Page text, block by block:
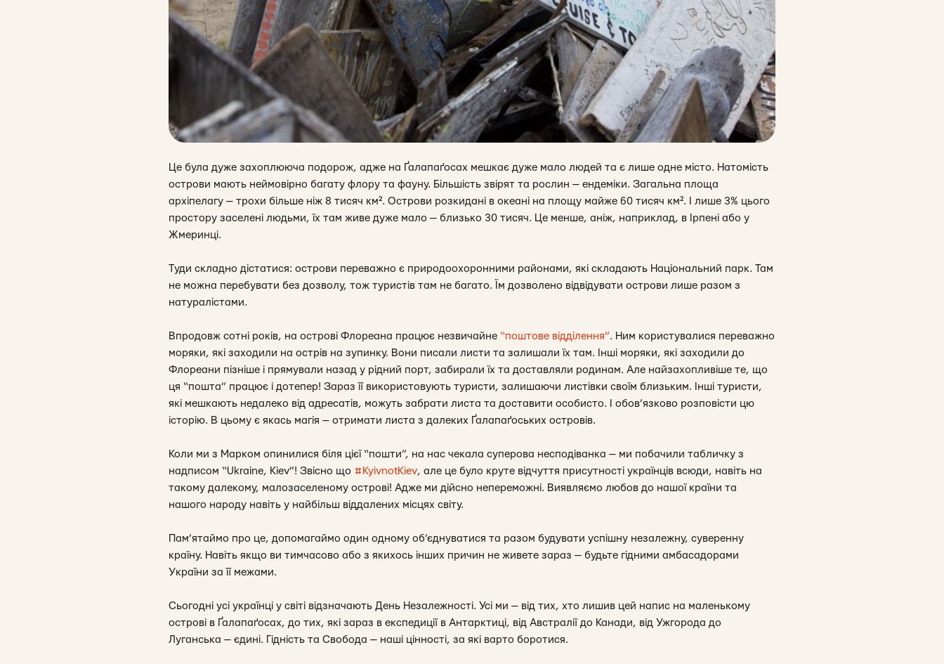
Це була дуже захоплююча подорож, адже на Ґалапаґосах мешкає дуже мало людей та є лише одне місто. Натомість
острови мають неймовірно багату флору та фауну. Більшість звірят та рослин — ендеміки. Загальна площа
архіпелагу — трохи більше ніж 8 тисяч км². Острови розкидані в океані на площу майже 60 тисяч км². І лише 3% цього
простору заселені людьми, їх там живе дуже мало — близько 30 тисяч. Це менше, аніж, наприклад, в Ірпені або у
Жмеринці.
Туди складно дістатися: острови переважно є природоохоронними районами, які складають Національний парк. Там
не можна перебувати без дозволу, тож туристів там не багато. Їм дозволено відвідувати острови лише разом з
натуралістами.
Впродовж сотні років, на острові Флореана працює незвичайне “поштове відділення”. Ним користувалися переважно
моряки, які заходили на острів на зупинку. Вони писали листи та залишали їх там. Інші моряки, які заходили до
Флореани пізніше і прямували назад у рідний порт, забирали їх та доставляли родинам. Але найзахопливіше те, що
ця “пошта” працює і дотепер! Зараз її використовують туристи, залишаючи листівки своїм близьким. Інші туристи,
які мешкають недалеко від адресатів, можуть забрати листа та доставити особисто. І обов’язково розповісти цю
історію. В цьому є якась магія — отримати листа з далеких Ґалапаґоських островів.
Коли ми з Марком опинилися біля цієї “пошти”, на нас чекала суперова несподіванка — ми побачили табличку з
надписом “Ukraine, Kiev”! Звісно що #KyivnotKiev, але це було круте відчуття присутності українців всюди, навіть на
такому далекому, малозаселеному острові! Адже ми дійсно непереможні. Виявляємо любов до нашої країни та
нашого народу навіть у найбільш віддалених місцях світу.
Пам’ятаймо про це, допомагаймо один одному об’єднуватися та разом будувати успішну незалежну, суверенну
країну. Навіть якщо ви тимчасово або з якихось інших причин не живете зараз — будьте гідними амбасадорами
України за її межами.
Сьогодні усі українці у світі відзначають День Незалежності. Усі ми — від тих, хто лишив цей напис на маленькому
острові в Ґалапаґосах, до тих, які зараз в експедиції в Антарктиці, від Австралії до Канади, від Ужгорода до
Луганська — єдині. Гідність та Свобода — наші цінності, за які варто боротися.